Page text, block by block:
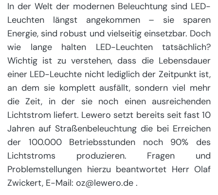
In der Welt der modernen Beleuchtung sind LED-
Leuchten längst angekommen – sie sparen
Energie, sind robust und vielseitig einsetzbar. Doch
wie lange halten LED-Leuchten tatsächlich?
Wichtig ist zu verstehen, dass die Lebensdauer
einer LED-Leuchte nicht lediglich der Zeitpunkt ist,
an dem sie komplett ausfällt, sondern viel mehr
die Zeit, in der sie noch einen ausreichenden
Lichtstrom liefert. Lewero setzt bereits seit fast 10
Jahren auf Straßenbeleuchtung die bei Erreichen
der 100.000 Betriebsstunden noch 90% des
Lichtstroms produzieren. Fragen und
Problemstellungen hierzu beantwortet Herr Olaf
Zwickert, E-Mail: oz@lewero.de .